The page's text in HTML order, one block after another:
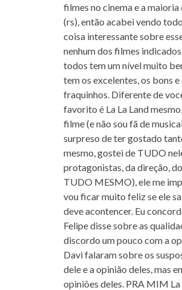
filmes no cinema e a
(rs), então acabei vendo
coisa interessante sobre
nenhum dos filmes
todos tem um nível muito
tem os excelentes, os bons e
fraquinhos. Diferente de
favorito é La La Land
filme (e não sou fã de
surpreso de ter gostado
mesmo, gostei de TUDO
protagonistas, da direção,
TUDO MESMO), ele me
vou ficar muito feliz se ele
deve acontencer. Eu
Felipe disse sobre as
discordo um pouco com a
Davi falaram sobre os
dele e a opinião deles, mas
opiniões deles. PRA MIM La